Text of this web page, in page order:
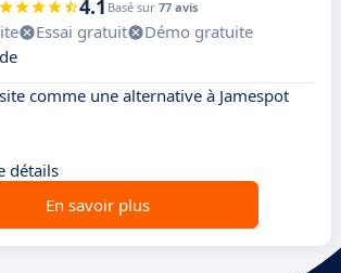
4.1 Basé sur 77 avis
Essai gratuit
Démo gratuite
comme une alternative à Jamespot
détails
En savoir plus